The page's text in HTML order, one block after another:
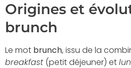
Origines et
brunch
Le mot brunch, issu de la
breakfast (petit déjeuner) et